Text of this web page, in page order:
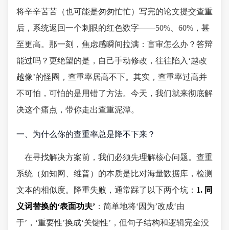
将辛辛苦苦（也可能是匆匆忙忙）写完的论文提交查重
后，系统返回一个刺眼的红色数字——50%、60%，甚
至更高。那一刻，焦虑感瞬间拉满：盲审怎么办？答辩
能过吗？更绝望的是，自己手动修改，往往陷入‘越改
越像’的怪圈，查重率居高不下。其实，查重率过高并
不可怕，可怕的是用错了方法。今天，我们就来彻底解
决这个痛点，带你走出查重泥潭。
一、为什么你的查重率总是降不下来？
在寻找解决方案前，我们必须先理解核心问题。查重
系统（如知网、维普）的本质是比对海量数据库，检测
文本的相似度。降重失败，通常踩了以下两个坑： 1. 同
义词替换的‘表面功夫’ ：简单地将‘因为’改成‘由
于’，‘重要性’换成‘关键性’，但句子结构和逻辑完全没